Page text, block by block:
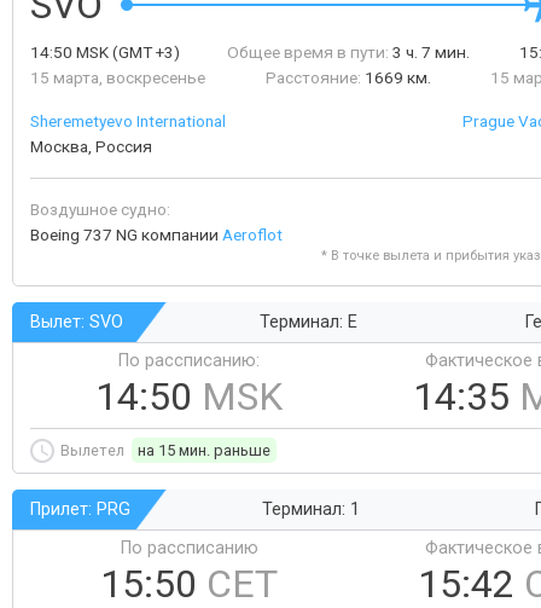
14:50 MSK(GMT +3)
15 марта, воскресенье
Общее время в пути: 3 ч. 7 мин.
Расстояние: 1669 км.
15
Sheremetyevo International
Москва, Россия
Prague
Воздушное судно:
Boeing 737 NG компании Aeroflot
* В точке вылета и прибытия
Вылет: SVO Терминал: E
По рассписанию:
14:50 MSK
Фактическое
14:35
Вылетел на 15 мин. раньше
Прилет: PRG Терминал: 1
По рассписанию
15:50 CET
Фактическое
15:42